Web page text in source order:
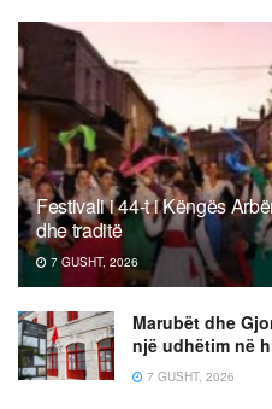
Festivali i 44-t i Këngës
dhe traditë
7 GUSHT, 2026
Marubët dhe
një udhëtim në
7 GUSHT, 2026